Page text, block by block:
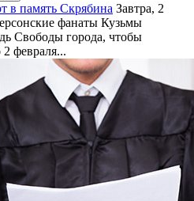
в память Скрябина Завтра, 2
фанаты Кузьмы
Свободы города, чтобы
февраля...